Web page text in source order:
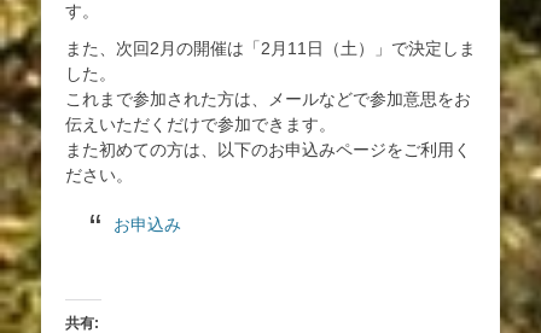
す。
また、次回2月の開催は「2月11日（土）」で決定しま
した。
これまで参加された方は、メールなどで参加意思をお
伝えいただくだけで参加できます。
また初めての方は、以下のお申込みページをご利用く
ださい。
お申込み
共有: